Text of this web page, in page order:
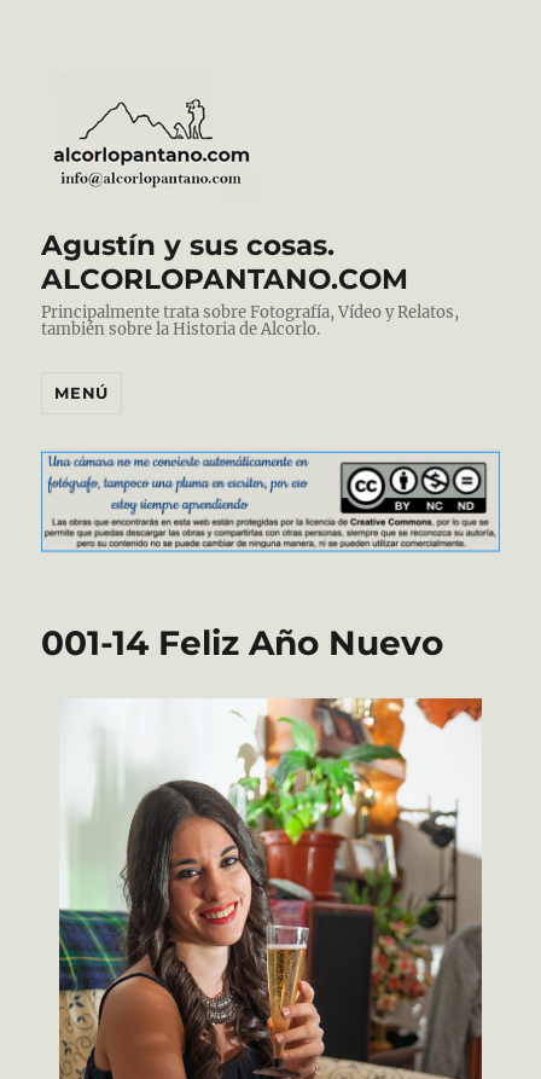
Agustín y sus cosas.
ALCORLOPANTANO.COM
Principalmente trata sobre Fotografía, Vídeo y Relatos,
también sobre la Historia de Alcorlo.
MENÚ
001-14 Feliz Año Nuevo